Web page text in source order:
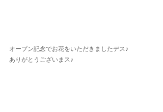
オープン記念でお花をいただきましたデス♪
ありがとうございまス♪